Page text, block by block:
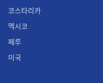
코스타리카
멕시코
페루
미국